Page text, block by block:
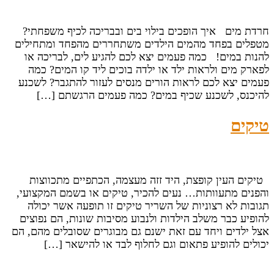
חרדת מים איך הופכים בילוי בים ובבריכה לכיף משפחתי?
מטפלים בפחד מהמים הילדים משתחררים מהפחד ומתחילים
להנות במים! כמה פעמים יצא לכם להגיע לים, לבריכה או
לפארק מים ולראות ילד או ילדה בוכים ליד קו המים? כמה
פעמים יצא לכם לראות הורים מנסים לעזור להתגבר? לשכנע
להיכנס, לשכנע שכיף במים? כמה פעמים הרגשתם […]
טיקים
טיקים העין קופצת, היד זזה מעצמה, הכתפיים מתכווצות
והפנים מתעוותות… נעים להכיר, טיקים או בשמם המקצועי,
תגובות לא רצוניות של השריר טיקים זו תופעה אשר יכולה
להופיע כבר משלב הילדות ולנבוע מסיבות שונות, הם נפוצים
אצל ילדים ויחד עם זאת ישנם גם מבוגרים שסובלים מהם, הם
יכולים להופיע פתאום וגם לחלוף לבד או להישאר […]